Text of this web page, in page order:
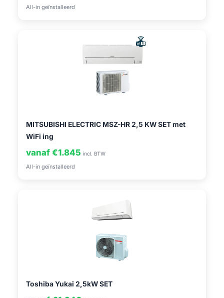
All-in geïnstalleerd
MITSUBISHI ELECTRIC MSZ-HR 2,5 KW SET met
WiFi ing
vanaf €1.845 incl. BTW
All-in geïnstalleerd
Toshiba Yukai 2,5kW SET